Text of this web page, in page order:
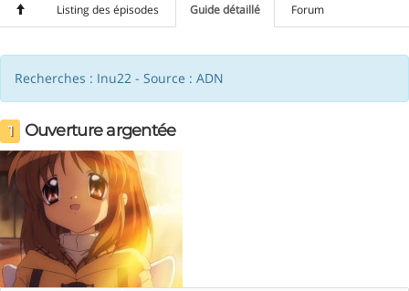
Listing des épisodes Guide détaillé Forum
Recherches : Inu22 - Source : ADN
1 Ouverture argentée